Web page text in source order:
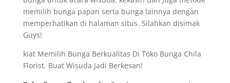
memilih bunga papan serta bunga lainnya dengan
memperhatikan di halaman situs. Silahkan disimak
Guys!
kiat Memilih Bunga Berkualitas Di Toko Bunga Chila
Florist, Buat Wisuda Jadi Berkesan!